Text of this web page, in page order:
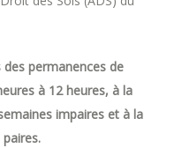
permanences de
à 12 heures, à la
impaires et à la
paires.